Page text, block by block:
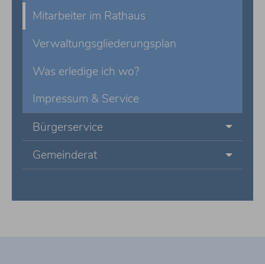
Mitarbeiter im Rathaus
Verwaltungsgliederungsplan
Was erledige ich wo?
Impressum & Service
Bürgerservice
Gemeinderat